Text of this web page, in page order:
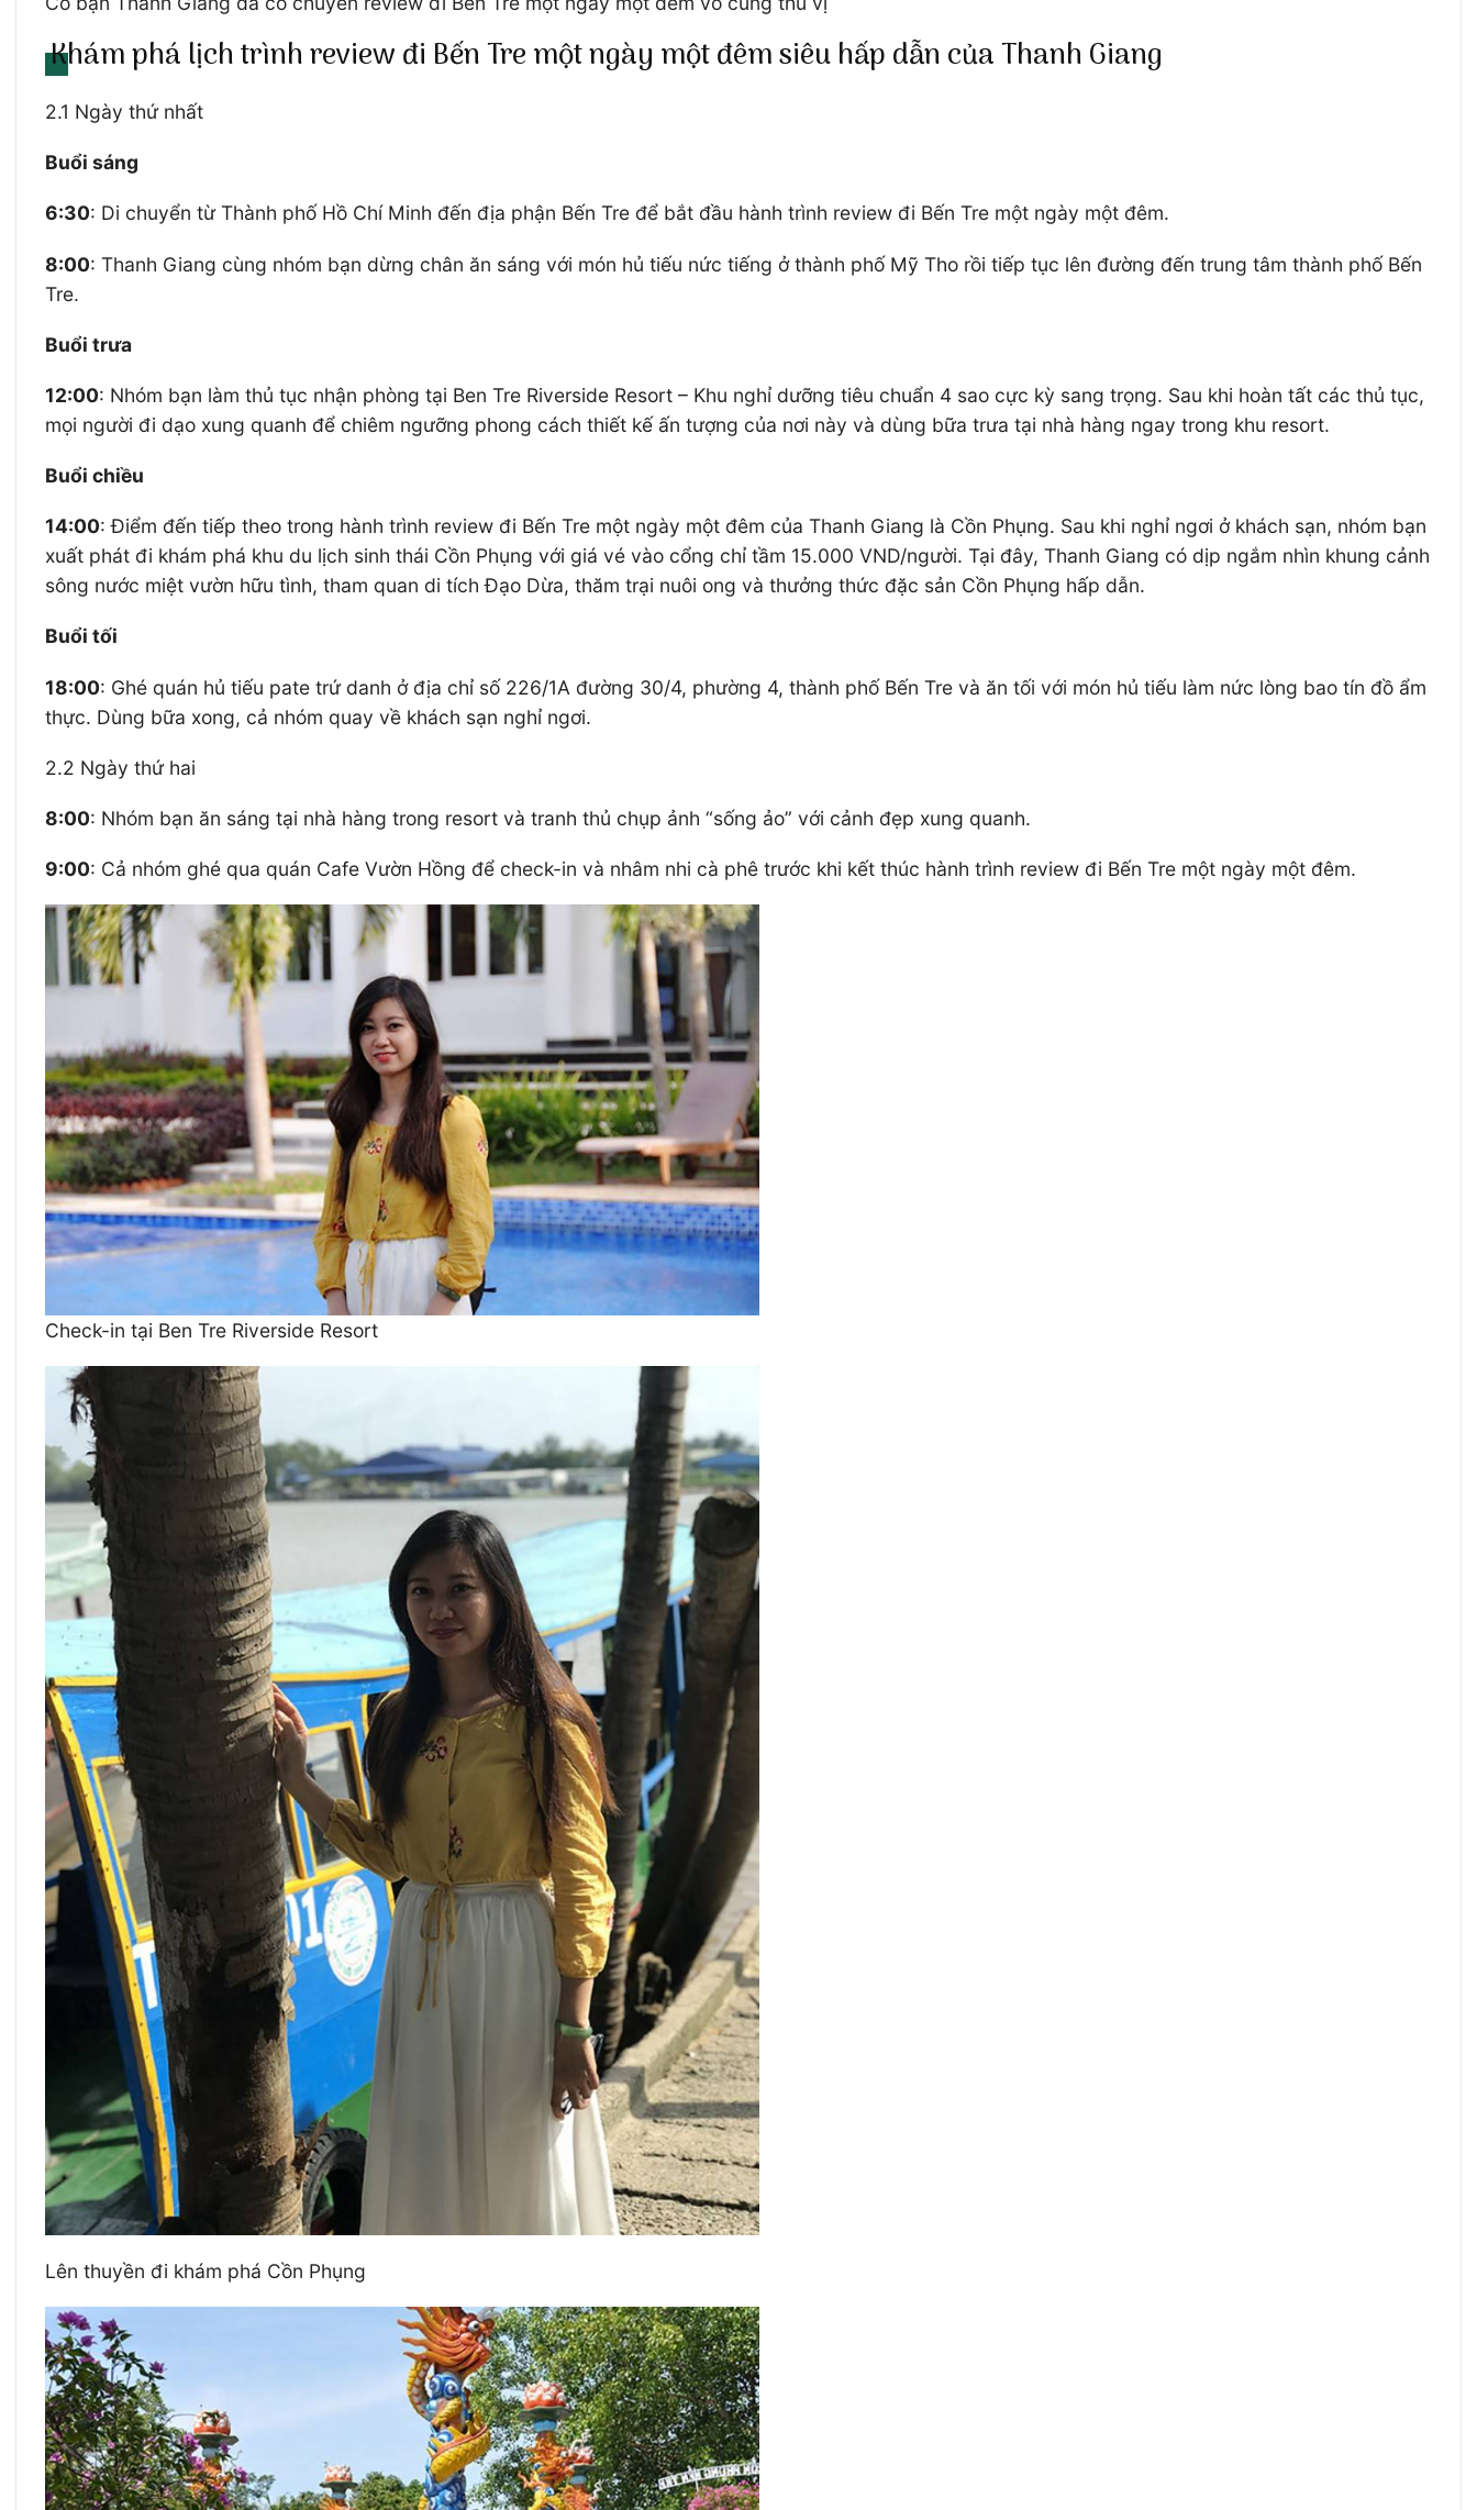
Khám phá lịch trình review đi Bến Tre một ngày một đêm siêu hấp dẫn của Thanh Giang
2.1 Ngày thứ nhất
Buổi sáng
6:30: Di chuyển từ Thành phố Hồ Chí Minh đến địa phận Bến Tre để bắt đầu hành trình review đi Bến Tre một ngày một đêm.
8:00: Thanh Giang cùng nhóm bạn dừng chân ăn sáng với món hủ tiếu nức tiếng ở thành phố Mỹ Tho rồi tiếp tục lên đường đến trung tâm thành phố Bến
Tre.
Buổi trưa
12:00: Nhóm bạn làm thủ tục nhận phòng tại Ben Tre Riverside Resort – Khu nghỉ dưỡng tiêu chuẩn 4 sao cực kỳ sang trọng. Sau khi hoàn tất các thủ tục,
mọi người đi dạo xung quanh để chiêm ngưỡng phong cách thiết kế ấn tượng của nơi này và dùng bữa trưa tại nhà hàng ngay trong khu resort.
Buổi chiều
14:00: Điểm đến tiếp theo trong hành trình review đi Bến Tre một ngày một đêm của Thanh Giang là Cồn Phụng. Sau khi nghỉ ngơi ở khách sạn, nhóm bạn
xuất phát đi khám phá khu du lịch sinh thái Cồn Phụng với giá vé vào cổng chỉ tầm 15.000 VND/người. Tại đây, Thanh Giang có dịp ngắm nhìn khung cảnh
sông nước miệt vườn hữu tình, tham quan di tích Đạo Dừa, thăm trại nuôi ong và thưởng thức đặc sản Cồn Phụng hấp dẫn.
Buổi tối
18:00: Ghé quán hủ tiếu pate trứ danh ở địa chỉ số 226/1A đường 30/4, phường 4, thành phố Bến Tre và ăn tối với món hủ tiếu làm nức lòng bao tín đồ ẩm
thực. Dùng bữa xong, cả nhóm quay về khách sạn nghỉ ngơi.
2.2 Ngày thứ hai
8:00: Nhóm bạn ăn sáng tại nhà hàng trong resort và tranh thủ chụp ảnh “sống ảo” với cảnh đẹp xung quanh.
9:00: Cả nhóm ghé qua quán Cafe Vườn Hồng để check-in và nhâm nhi cà phê trước khi kết thúc hành trình review đi Bến Tre một ngày một đêm.
Check-in tại Ben Tre Riverside Resort
Lên thuyền đi khám phá Cồn Phụng